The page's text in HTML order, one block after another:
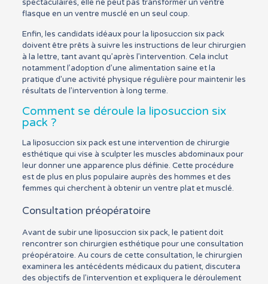
spectaculaires, elle ne peut pas transformer un ventre
flasque en un ventre musclé en un seul coup.
Enfin, les candidats idéaux pour la liposuccion six pack
doivent être prêts à suivre les instructions de leur chirurgien
à la lettre, tant avant qu’après l’intervention. Cela inclut
notamment l’adoption d’une alimentation saine et la
pratique d’une activité physique régulière pour maintenir les
résultats de l’intervention à long terme.
Comment se déroule la liposuccion six
pack ?
La liposuccion six pack est une intervention de chirurgie
esthétique qui vise à sculpter les muscles abdominaux pour
leur donner une apparence plus définie. Cette procédure
est de plus en plus populaire auprès des hommes et des
femmes qui cherchent à obtenir un ventre plat et musclé.
Consultation préopératoire
Avant de subir une liposuccion six pack, le patient doit
rencontrer son chirurgien esthétique pour une consultation
préopératoire. Au cours de cette consultation, le chirurgien
examinera les antécédents médicaux du patient, discutera
des objectifs de l’intervention et expliquera le déroulement